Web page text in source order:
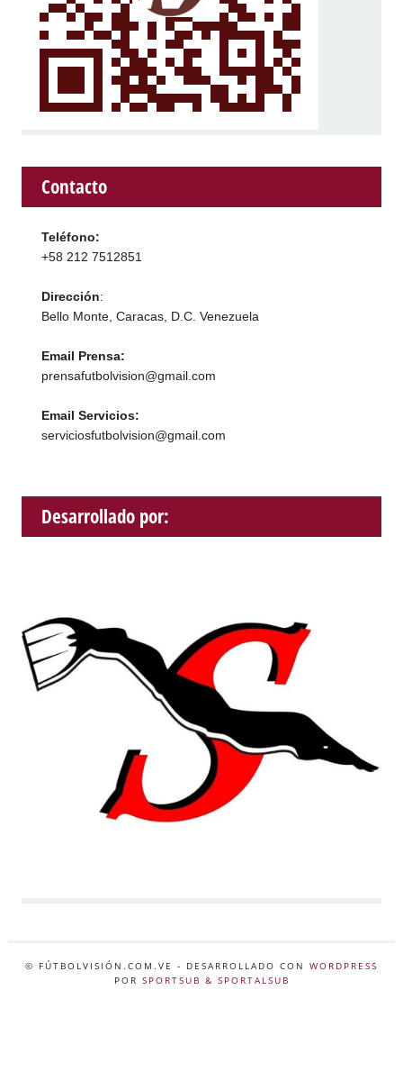
Contacto
Teléfono:
+58 212 7512851
Dirección:
Bello Monte, Caracas, D.C. Venezuela
Email Prensa:
prensafutbolvision@gmail.com
Email Servicios:
serviciosfutbolvision@gmail.com
Desarrollado por:
© FÚTBOLVISIÓN.COM.VE - DESARROLLADO CON WORDPRESS
POR SPORTSUB & SPORTALSUB